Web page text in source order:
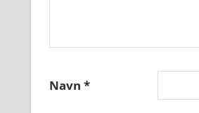
Navn *